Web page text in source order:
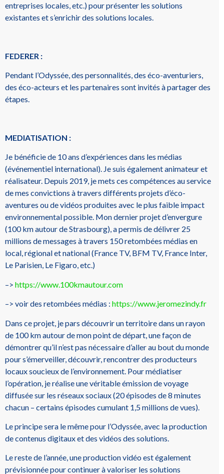
entreprises locales, etc.) pour présenter les solutions
existantes et s’enrichir des solutions locales.
FEDERER :
Pendant l’Odyssée, des personnalités, des éco-aventuriers,
des éco-acteurs et les partenaires sont invités à partager des
étapes.
MEDIATISATION :
Je bénéficie de 10 ans d’expériences dans les médias
(événementiel international). Je suis également animateur et
réalisateur. Depuis 2019, je mets ces compétences au service
de mes convictions à travers différents projets d’éco-
aventures ou de vidéos produites avec le plus faible impact
environnemental possible. Mon dernier projet d’envergure
(100 km autour de Strasbourg), a permis de délivrer 25
millions de messages à travers 150 retombées médias en
local, régional et national (France TV, BFM TV, France Inter,
Le Parisien, Le Figaro, etc.)
–> https://www.100kmautour.com
–> voir des retombées médias : https://www.jeromezindy.fr
Dans ce projet, je pars découvrir un territoire dans un rayon
de 100 km autour de mon point de départ, une façon de
démontrer qu’il n’est pas nécessaire d’aller au bout du monde
pour s’émerveiller, découvrir, rencontrer des producteurs
locaux soucieux de l’environnement. Pour médiatiser
l’opération, je réalise une véritable émission de voyage
diffusée sur les réseaux sociaux (20 épisodes de 8 minutes
chacun – certains épisodes cumulant 1,5 millions de vues).
Le principe sera le même pour l’Odyssée, avec la production
de contenus digitaux et des vidéos des solutions.
Le reste de l’année, une production vidéo est également
prévisionnée pour continuer à valoriser les solutions